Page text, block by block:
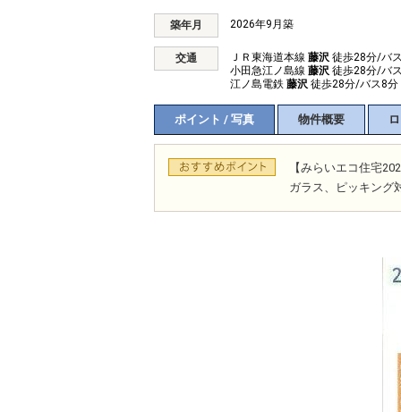
築年月 2026年9月築
交通 ＪＲ東海道本線 藤沢 徒歩28分/バ
小田急江ノ島線 藤沢 徒歩28分/バ
江ノ島電鉄 藤沢 徒歩28分/バス8分
ポイント / 写真 物件概要
【みらいエコ住宅
ガラス、ピッキング